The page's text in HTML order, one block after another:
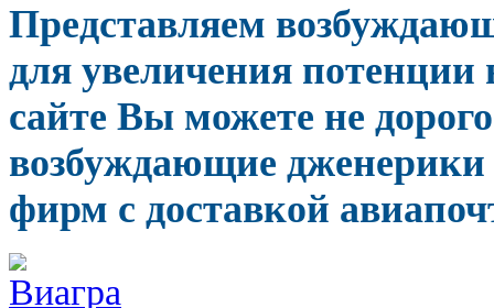
Представляем
для увеличения
сайте Вы можете не
возбуждающие
фирм с доставкой